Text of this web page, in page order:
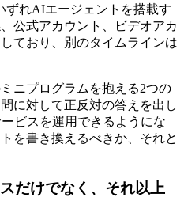
ずれAIエージェントを搭載す
公式アカウント、ビデオアカ
ており、別のタイムラインは
ニプログラムを抱える2つの
に対して正反対の答えを出し
ビスを運用できるようにな
を書き換えるべきか、それと
だけでなく、それ以上